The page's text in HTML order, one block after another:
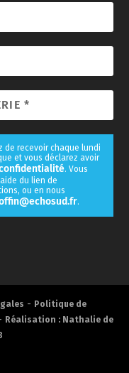
de recevoir chaque lundi
et vous déclarez avoir
. Vous
du lien de
ou en nous
.
- Politique de
Réalisation : Nathalie de